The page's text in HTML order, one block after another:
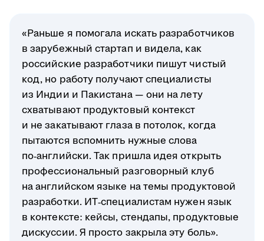
«Раньше я помогала искать разработчиков
в зарубежный стартап и видела, как
российские разработчики пишут чистый
код, но работу получают специалисты
из Индии и Пакистана — они на лету
схватывают продуктовый контекст
и не закатывают глаза в потолок, когда
пытаются вспомнить нужные слова
по‑английски. Так пришла идея открыть
профессиональный разговорный клуб
на английском языке на темы продуктовой
разработки. ИТ‑специалистам нужен язык
в контексте: кейсы, стендапы, продуктовые
дискуссии. Я просто закрыла эту боль».